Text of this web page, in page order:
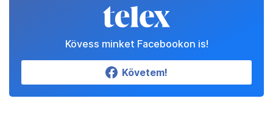
Kövess minket Facebookon is!
Követem!